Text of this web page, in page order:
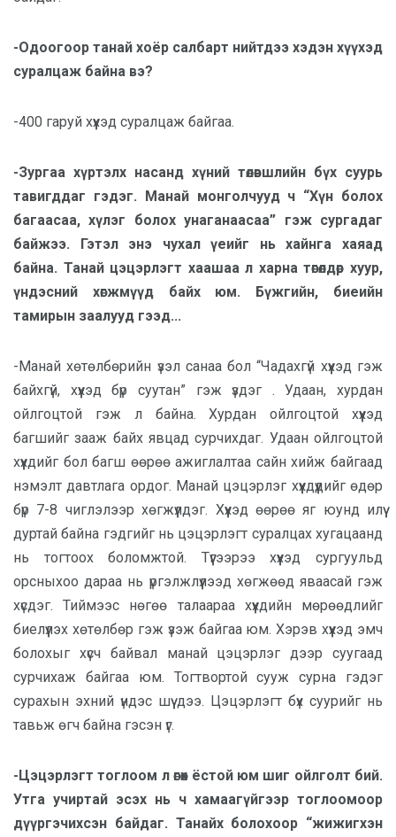
-Одоогоор танай хоёр салбарт нийтдээ хэдэн хүүхэд
суралцаж байна вэ?
-400 гаруй хүүхэд суралцаж байгаа.
-Зургаа хүртэлх насанд хүний төлөвшлийн бүх суурь
тавигддаг гэдэг. Манай монголчууд ч “Хүн болох
багаасаа, хүлэг болох унаганаасаа” гэж сургадаг
байжээ. Гэтэл энэ чухал үеийг нь хайнга хаяад
байна. Танай цэцэрлэгт хаашаа л харна төгөлдөр хуур,
үндэсний хөгжмүүд байх юм. Бүжгийн, биеийн
тамирын заалууд гээд...
-Манай хөтөлбөрийн үзэл санаа бол “Чадахгүй хүүхэд гэж
байхгүй, хүүхэд бүр суутан” гэж үздэг . Удаан, хурдан
ойлгоцтой гэж л байна. Хурдан ойлгоцтой хүүхэд
багшийг зааж байх явцад сурчихдаг. Удаан ойлгоцтой
хүүхдийг бол багш өөрөө ажиглалтаа сайн хийж байгаад
нэмэлт давтлага ордог. Манай цэцэрлэг хүүхдүүдийг өдөр
бүр 7-8 чиглэлээр хөгжүүлдэг. Хүүхэд өөрөө яг юунд илүү
дуртай байна гэдгийг нь цэцэрлэгт суралцах хугацаанд
нь тогтоох боломжтой. Түүгээрээ хүүхэд сургуульд
орсныхоо дараа нь үргэлжлүүлээд хөгжөөд яваасай гэж
хүсдэг. Тиймээс нөгөө талаараа хүүхдийн мөрөөдлийг
биелүүлэх хөтөлбөр гэж үзэж байгаа юм. Хэрэв хүүхэд эмч
болохыг хүсч байвал манай цэцэрлэг дээр суугаад
сурчихаж байгаа юм. Тогтвортой сууж сурна гэдэг
сурахын эхний үндэс шүү дээ. Цэцэрлэгт бүх суурийг нь
тавьж өгч байна гэсэн үг.
-Цэцэрлэгт тоглоом л өгөх ёстой юм шиг ойлголт бий.
Утга учиртай эсэх нь ч хамаагүйгээр тоглоомоор
дүүргэчихсэн байдаг. Танайх болохоор “жижигхэн